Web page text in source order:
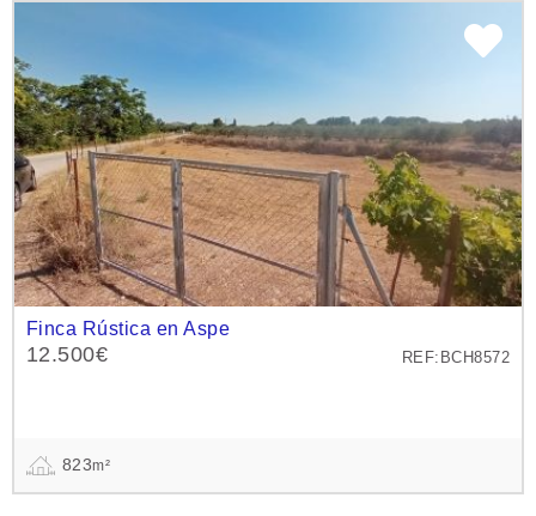
Finca Rústica en Aspe
REF:BCH8572
12.500€
823m²